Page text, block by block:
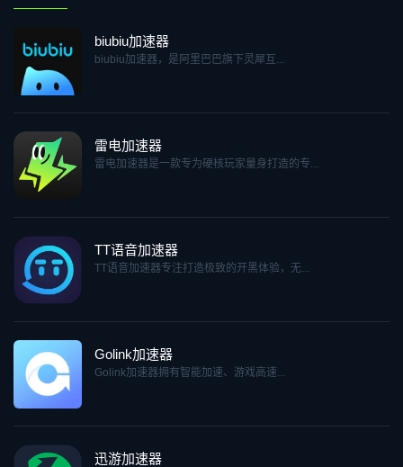
biubiu加速器
biubiu加速器，是阿里巴巴旗下灵犀互...
雷电加速器
雷电加速器是一款专为硬核玩家量身打造的专...
TT语音加速器
TT语音加速器专注打造极致的开黑体验，无...
Golink加速器
Golink加速器拥有智能加速、游戏高速...
迅游加速器